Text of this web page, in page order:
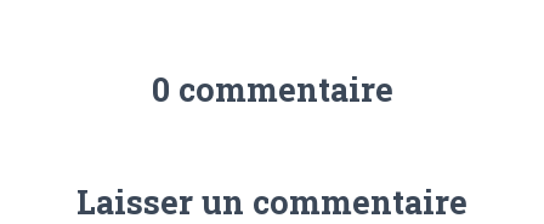
0 commentaire
Laisser un commentaire